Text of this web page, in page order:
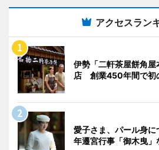
アクセスラン
伊勢「二軒茶屋餅角
店 創業450年間で初
愛子さま、パール身
年遷宮行事「御木曳」